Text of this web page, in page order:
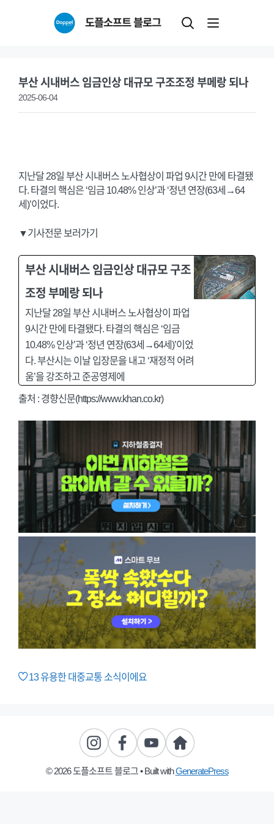
도플소프트 블로그
부산 시내버스 임금인상 대규모 구조조정 부메랑 되나
2025-06-04
지난달 28일 부산 시내버스 노사협상이 파업 9시간 만에 타결됐
다. 타결의 핵심은 ‘임금 10.48% 인상’과 ‘정년 연장(63세→64
세)’이었다.
▼기사전문 보러가기
부산 시내버스 임금인상 대규모 구조
조정 부메랑 되나
지난달 28일 부산 시내버스 노사협상이 파업
9시간 만에 타결됐다. 타결의 핵심은 ‘임금
10.48% 인상’과 ‘정년 연장(63세→64세)’이었
다. 부산시는 이날 입장문을 내고 ‘재정적 어려
움’을 강조하고 준공영제에
출처 : 경향신문(https://www.khan.co.kr)
13유용한 대중교통 소식이에요
© 2026 도플소프트 블로그• Built withGeneratePress